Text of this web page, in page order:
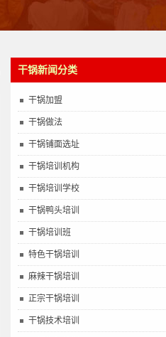
干锅新闻分类
干锅加盟
干锅做法
干锅铺面选址
干锅培训机构
干锅培训学校
干锅鸭头培训
干锅培训班
特色干锅培训
麻辣干锅培训
正宗干锅培训
干锅技术培训